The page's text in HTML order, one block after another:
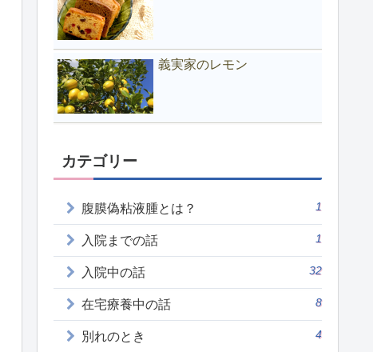
義実家のレモン
カテゴリー
腹膜偽粘液腫とは？ 1
入院までの話 1
入院中の話 32
在宅療養中の話 8
別れのとき 4